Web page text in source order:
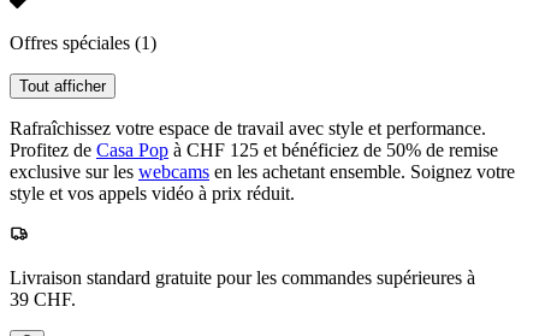
Offres spéciales (1)
Tout afficher
Rafraîchissez votre espace de travail avec style et performance.
Profitez de Casa Pop à CHF 125 et bénéficiez de 50% de remise
exclusive sur les webcams en les achetant ensemble. Soignez votre
style et vos appels vidéo à prix réduit.
Livraison standard gratuite pour les commandes supérieures à
39 CHF.